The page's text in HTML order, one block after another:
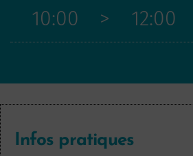
10:00 > 12:00
Infos pratiques